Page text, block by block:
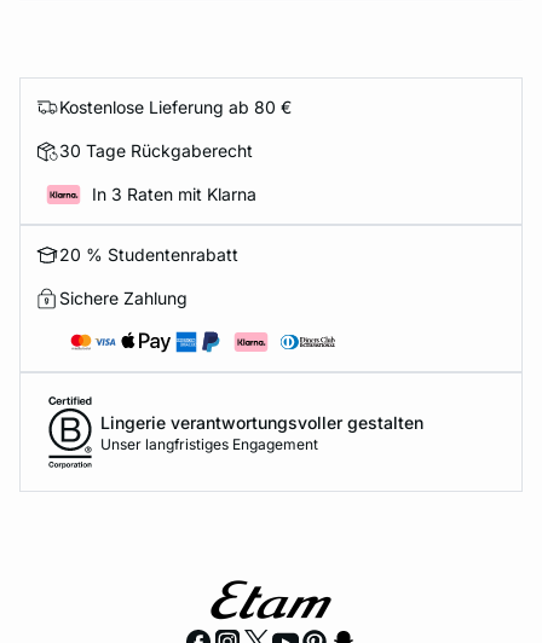
Kostenlose Lieferung ab 80 €
30 Tage Rückgaberecht
In 3 Raten mit Klarna
20 % Studentenrabatt
Sichere Zahlung
Lingerie verantwortungsvoller gestalten
Unser langfristiges Engagement